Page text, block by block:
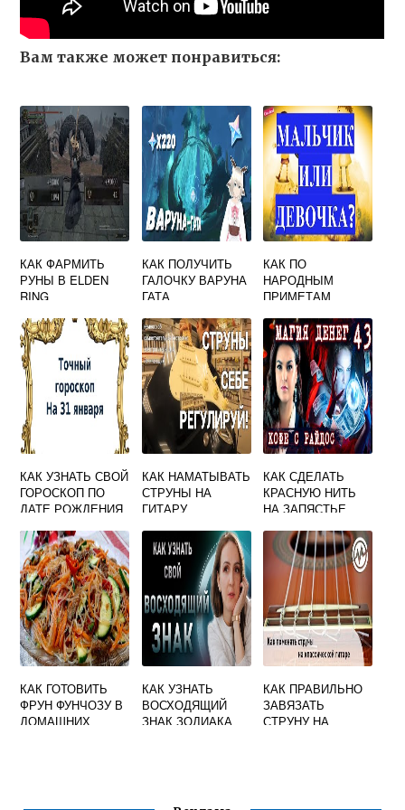
Вам также может понравиться:
КАК ФАРМИТЬ
РУНЫ В ELDEN
RING
КАК ПОЛУЧИТЬ
ГАЛОЧКУ ВАРУНА
ГАТА
КАК ПО
НАРОДНЫМ
ПРИМЕТАМ
ПОЛ БУДУЩЕГО
РЕБЕНКА
КАК УЗНАТЬ СВОЙ
ГОРОСКОП ПО
ДАТЕ РОЖДЕНИЯ
КАК НАМАТЫВАТЬ
СТРУНЫ НА
ГИТАРУ
КАК СДЕЛАТЬ
КРАСНУЮ НИТЬ
НА ЗАПЯСТЬЕ
ОБЕРЕГ
КАК ГОТОВИТЬ
ФРУН ФУНЧОЗУ В
ДОМАШНИХ
КАК УЗНАТЬ
ВОСХОДЯЩИЙ
ЗНАК ЗОДИАКА
КАК ПРАВИЛЬНО
ЗАВЯЗАТЬ
СТРУНУ НА